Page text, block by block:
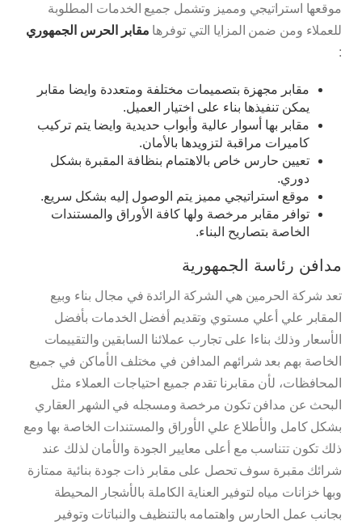
موقعها استراتيجي ومميز وتشمل جميع الخدمات المطلوبة
للعملاء ومن ضمن المزايا التي توفرها مقابر الحرس الجمهوري
:
مقابر مجهزة بتصميمات مختلفة ومتعددة وايضا مقابر
يمكن تنفيذها بناء على اختيار العميل.
مقابر بها أسوار عالية وأبواب حديدية وايضا يتم تركيب
كاميرات مراقبة لتزويدها بالأمان.
تعيين حارس خاص بالاهتمام بنظافة المقبرة بشكل
دوري.
موقع استراتيجي مميز يتم الوصول إليه بشكل سريع.
توافر مقابر مرخصة ولها كافة الأوراق والمستندات
الخاصة بتصاريح البناء.
مدافن رئاسة الجمهورية
تعد شركة الحرمين هي الشركة الرائدة في مجال بناء وبيع
المقابر علي أعلي مستوي وتقديم أفضل الخدمات بأفضل
الأسعار وذلك بناءا على تجارب عملائنا السابقين والتقييمات
الخاصة بهم بعد شرائهم المدافن في مختلف الأماكن في جميع
المحافظات، لأن مقابرنا تقدم جميع احتياجات العملاء مثل
البحث عن مدافن تكون مرخصة ومسجله في الشهر العقاري
بشكل كامل والأطلاع علي الأوراق والمستندات الخاصة بها ومع
ذلك تكون تتناسب مع أعلى معايير الجودة والأمان لذلك عند
شرائك مقبرة سوف تحصل على مقابر ذات جودة بنائية ممتازة
وبها خزانات مياه لتوفير العناية الكاملة بالأشجار المحيطة
بجانب عمل الحارس واهتمامه بالتنظيف والنباتات وتوفير